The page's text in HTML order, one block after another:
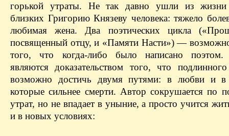
горькой утраты. Не так давно ушли из
близких Григорию Князеву человека: тяжело
любимая жена. Два поэтических цикла
посвященный отцу, и «Памяти Насти») —
того, что когда-либо было написано
являются доказательством того, что
возможно достичь двумя путями: в любви и в
которые сильнее смерти. Автор сокрушается по
утрат, но не впадает в уныние, а просто учится
и в новых условиях: